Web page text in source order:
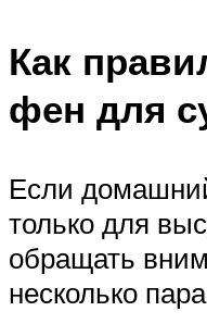
Как
фен для
Если
только для
обращать
несколько